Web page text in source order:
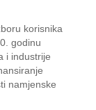
korisnika
godinu
i industrije
namjenske